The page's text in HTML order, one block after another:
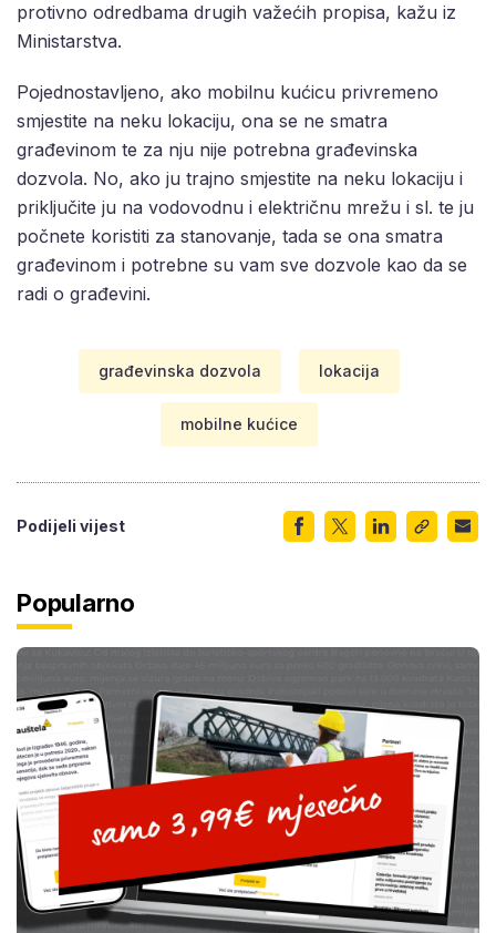
protivno odredbama drugih važećih propisa, kažu iz
Ministarstva.
Pojednostavljeno, ako mobilnu kućicu privremeno
smjestite na neku lokaciju, ona se ne smatra
građevinom te za nju nije potrebna građevinska
dozvola. No, ako ju trajno smjestite na neku lokaciju i
priključite ju na vodovodnu i električnu mrežu i sl. te ju
počnete koristiti za stanovanje, tada se ona smatra
građevinom i potrebne su vam sve dozvole kao da se
radi o građevini.
građevinska dozvola lokacija
mobilne kućice
Podijeli vijest
Popularno